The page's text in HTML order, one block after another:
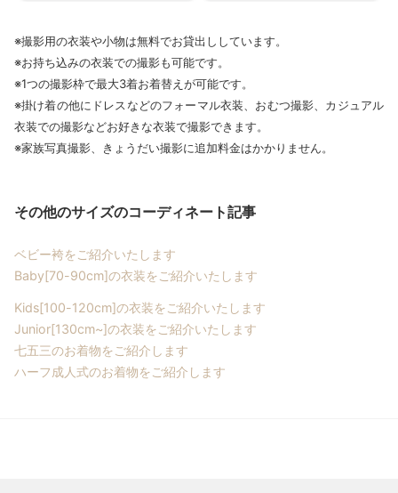
※撮影用の衣装や小物は無料でお貸出ししています。
※お持ち込みの衣装での撮影も可能です。
※1つの撮影枠で最大3着お着替えが可能です。
※掛け着の他にドレスなどのフォーマル衣装、おむつ撮影、カジュアル
衣装での撮影などお好きな衣装で撮影できます。
※家族写真撮影、きょうだい撮影に追加料金はかかりません。
その他のサイズのコーディネート記事
ベビー袴をご紹介いたします
Baby[70-90cm]の衣装をご紹介いたします
Kids[100-120cm]の衣装をご紹介いたします
Junior[130cm~]の衣装をご紹介いたします
七五三のお着物をご紹介します
ハーフ成人式のお着物をご紹介します